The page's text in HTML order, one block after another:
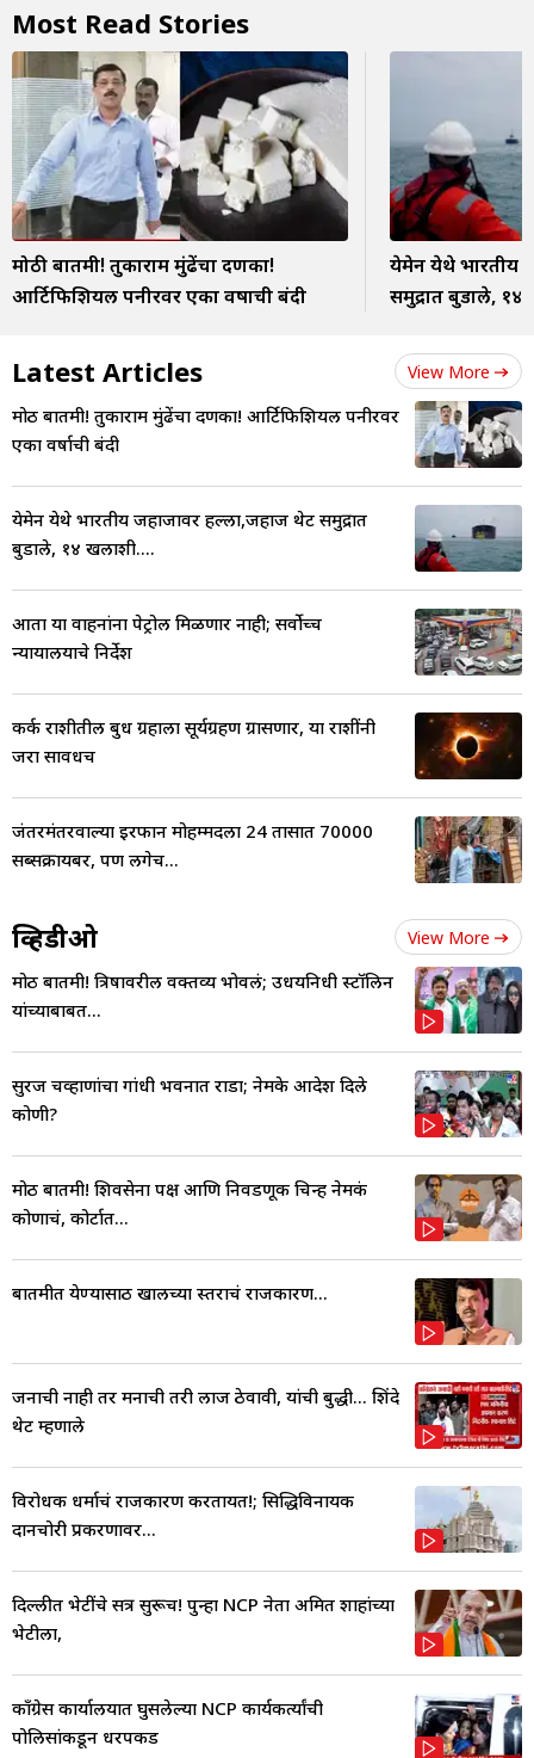
Most Read Stories
मोठी बातमी! तुकाराम मुंढेंचा दणका!
आर्टिफिशियल पनीरवर एका वर्षाची बंदी
येमेन येथे भारतीय
समुद्रात बुडाले, १४
Latest Articles View More
मोठी बातमी! तुकाराम मुंढेंचा दणका! आर्टिफिशियल पनीरवर
एका वर्षाची बंदी
येमेन येथे भारतीय जहाजावर हल्ला,जहाज थेट समुद्रात
बुडाले, १४ खलाशी....
आता या वाहनांना पेट्रोल मिळणार नाही; सर्वोच्च
न्यायालयाचे निर्देश
कर्क राशीतील बुध ग्रहाला सूर्यग्रहण ग्रासणार, या राशींनी
जरा सावधच
जंतरमंतरवाल्या इरफान मोहम्मदला 24 तासात 70000
सब्सक्रायबर, पण लगेच...
व्हिडीओ View More
मोठी बातमी! त्रिषावरील वक्तव्य भोवलं; उधयनिधी स्टॉलिन
यांच्याबाबत...
सुरज चव्हाणांचा गांधी भवनात राडा; नेमके आदेश दिले
कोणी?
मोठी बातमी! शिवसेना पक्ष आणि निवडणूक चिन्ह नेमकं
कोणाचं, कोर्टात...
बातमीत येण्यासाठी खालच्या स्तराचं राजकारण...
जनाची नाही तर मनाची तरी लाज ठेवावी, यांची बुद्धी... शिंदे
थेट म्हणाले
विरोधक धर्माचं राजकारण करतायत!; सिद्धिविनायक
दानचोरी प्रकरणावर...
दिल्लीत भेटींचे सत्र सुरूच! पुन्हा NCP नेता अमित शाहांच्या
भेटीला,
काँग्रेस कार्यालयात घुसलेल्या NCP कार्यकर्त्यांची
पोलिसांकडून धरपकड